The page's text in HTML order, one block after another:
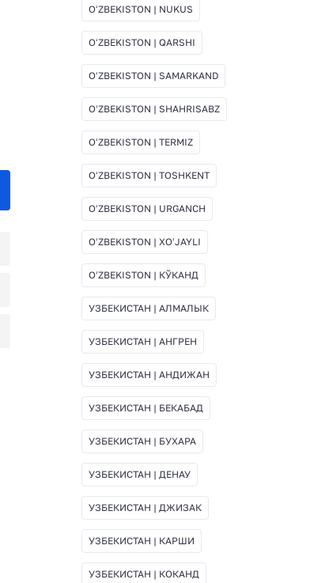
OʻZBEKISTON | NUKUS
OʻZBEKISTON | QARSHI
OʻZBEKISTON | SAMARKAND
OʻZBEKISTON | SHAHRISABZ
OʻZBEKISTON | TERMIZ
OʻZBEKISTON | TOSHKENT
OʻZBEKISTON | URGANCH
OʻZBEKISTON | XOʻJAYLI
OʻZBEKISTON | КЎКАНД
УЗБЕКИСТАН | АЛМАЛЫК
УЗБЕКИСТАН | АНГРЕН
УЗБЕКИСТАН | АНДИЖАН
УЗБЕКИСТАН | БЕКАБАД
УЗБЕКИСТАН | БУХАРА
УЗБЕКИСТАН | ДЕНАУ
УЗБЕКИСТАН | ДЖИЗАК
УЗБЕКИСТАН | КАРШИ
УЗБЕКИСТАН | КОКАНД